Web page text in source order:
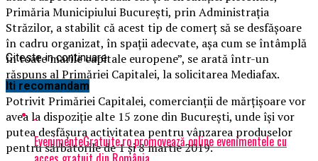
Primăria Municipiului Bucureşti, prin Administraţia
Străzilor, a stabilit că acest tip de comerţ să se desfăşoare
în cadru organizat, în spaţii adecvate, aşa cum se întâmplă
în toate marile capitale europene”, se arată într-un
răspuns al Primăriei Capitalei, la solicitarea Mediafax.
Potrivit Primăriei Capitalei, comercianţii de mărţişoare vor
avea la dispoziţie alte 15 zone din Bucureşti, unde îşi vor
putea desfăşura activitatea pentru vânzarea produselor
pentru sărbătorile de 1 şi 8 martie 2019.
Citeste in continuare
Iti recomandam
EvenimenteGratuite.ro promovează online evenimentele cu